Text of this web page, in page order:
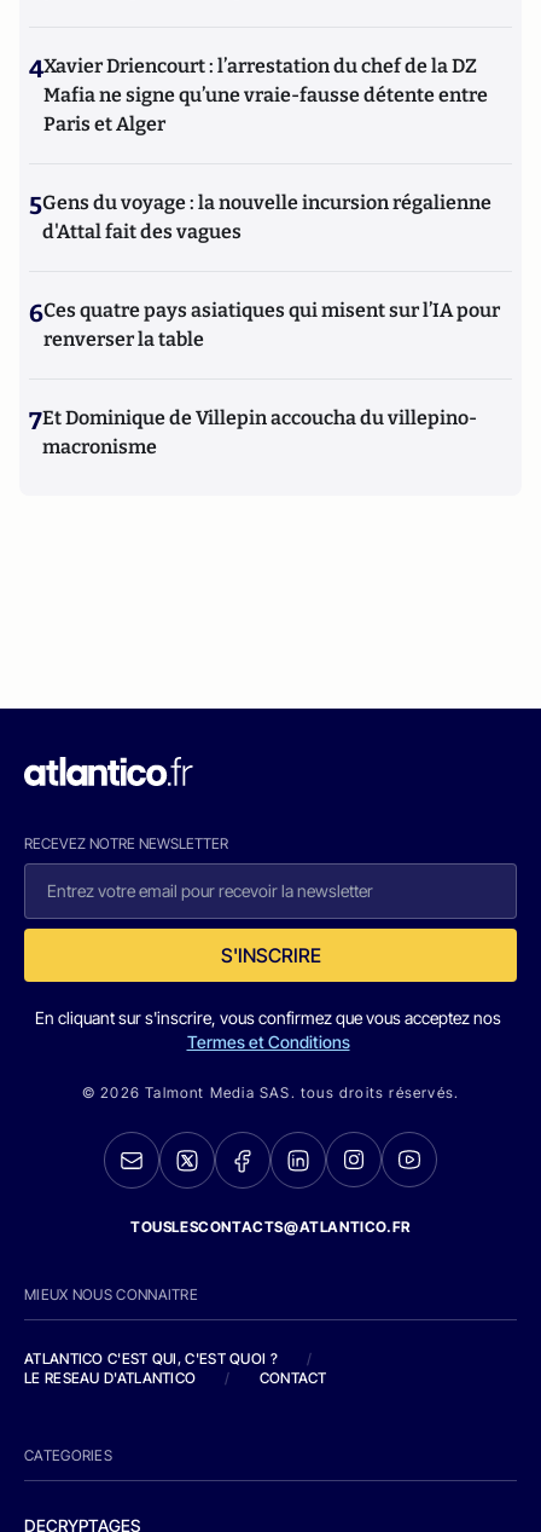
4Xavier Driencourt : l’arrestation du chef de la DZ
Mafia ne signe qu’une vraie-fausse détente entre
Paris et Alger
5Gens du voyage : la nouvelle incursion régalienne
d'Attal fait des vagues
6Ces quatre pays asiatiques qui misent sur l’IA pour
renverser la table
7Et Dominique de Villepin accoucha du villepino-
macronisme
RECEVEZ NOTRE NEWSLETTER
S'INSCRIRE
En cliquant sur s'inscrire, vous confirmez que vous acceptez nos
Termes et Conditions
© 2026 Talmont Media SAS. tous droits réservés.
TOUSLESCONTACTS@ATLANTICO.FR
MIEUX NOUS CONNAITRE
ATLANTICO C'EST QUI, C'EST QUOI ?
/
LE RESEAU D'ATLANTICO
/ CONTACT
CATEGORIES
DECRYPTAGES